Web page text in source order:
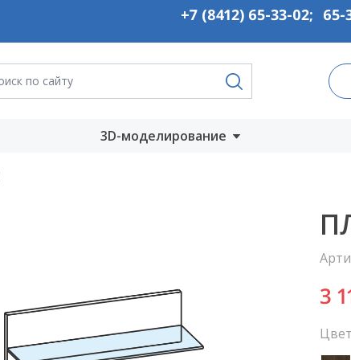
+7 (8412) 65-33-02; 65-
3D-моделирование
3